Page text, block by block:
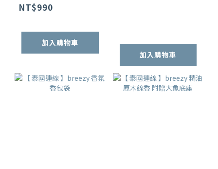
NT$990
加入購物車
加入購物車